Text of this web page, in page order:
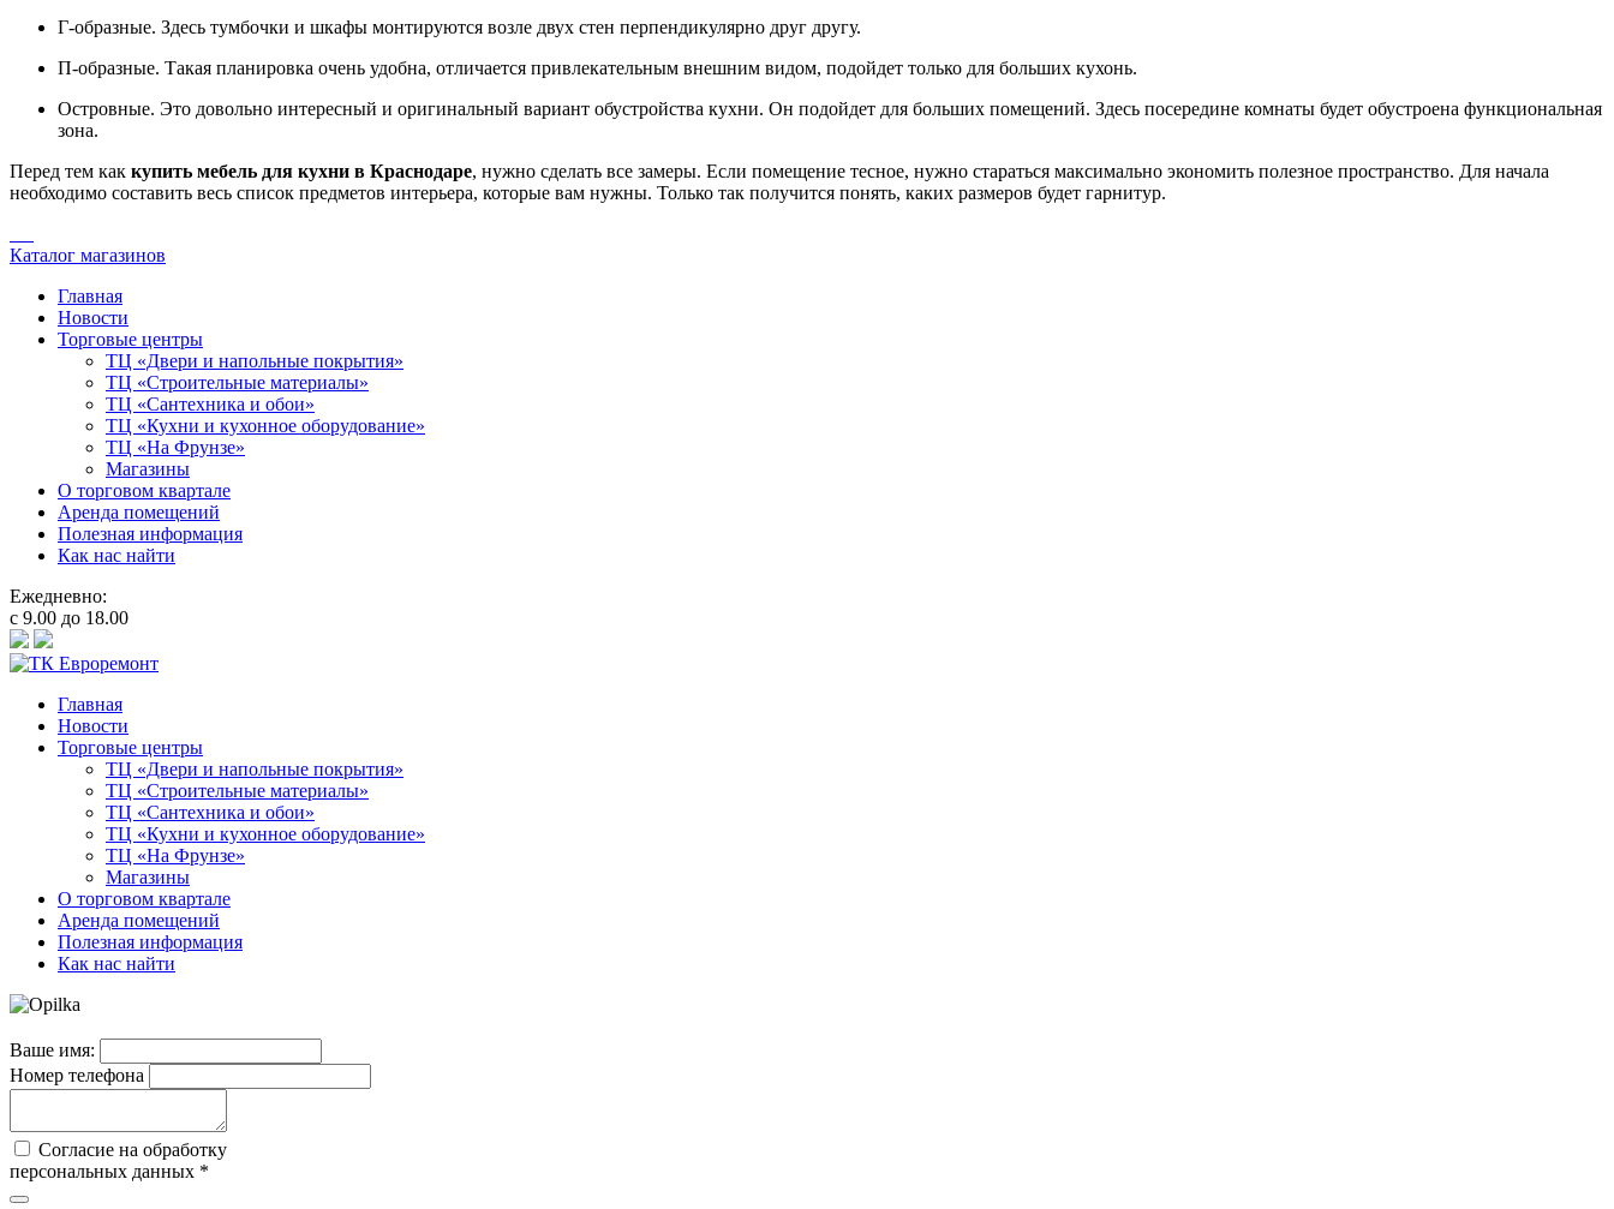
Г-образные. Здесь тумбочки и шкафы монтируются возле двух стен перпендикулярно друг другу.
П-образные. Такая планировка очень удобна, отличается привлекательным внешним видом, подойдет только для больших кухонь.
Островные. Это довольно интересный и оригинальный вариант обустройства кухни. Он подойдет для больших помещений. Здесь посередине комнаты будет обустроена функциональная
зона.
Перед тем как купить мебель для кухни в Краснодаре, нужно сделать все замеры. Если помещение тесное, нужно стараться максимально экономить полезное пространство. Для начала
необходимо составить весь список предметов интерьера, которые вам нужны. Только так получится понять, каких размеров будет гарнитур.
Каталог магазинов
Главная
Новости
Торговые центры
ТЦ «Двери и напольные покрытия»
ТЦ «Строительные материалы»
ТЦ «Сантехника и обои»
ТЦ «Кухни и кухонное оборудование»
ТЦ «На Фрунзе»
Магазины
О торговом квартале
Аренда помещений
Полезная информация
Как нас найти
Ежедневно:
с 9.00 до 18.00
Главная
Новости
Торговые центры
ТЦ «Двери и напольные покрытия»
ТЦ «Строительные материалы»
ТЦ «Сантехника и обои»
ТЦ «Кухни и кухонное оборудование»
ТЦ «На Фрунзе»
Магазины
О торговом квартале
Аренда помещений
Полезная информация
Как нас найти
Ваше имя:
Номер телефона
Согласие на обработку
персональных данных *